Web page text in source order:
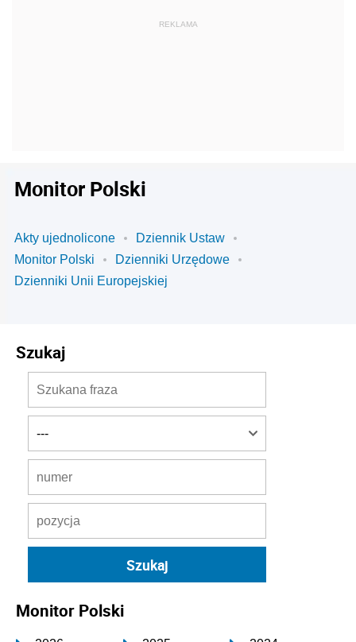
Monitor Polski
Akty ujednolicone
Dziennik Ustaw
Monitor Polski
Dzienniki Urzędowe
Dzienniki Unii Europejskiej
Szukaj
Monitor Polski